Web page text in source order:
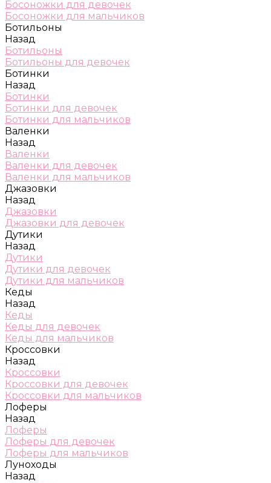
Босоножки для девочек
Босоножки для мальчиков
Ботильоны
Назад
Ботильоны
Ботильоны для девочек
Ботинки
Назад
Ботинки
Ботинки для девочек
Ботинки для мальчиков
Валенки
Назад
Валенки
Валенки для девочек
Валенки для мальчиков
Джазовки
Назад
Джазовки
Джазовки для девочек
Дутики
Назад
Дутики
Дутики для девочек
Дутики для мальчиков
Кеды
Назад
Кеды
Кеды для девочек
Кеды для мальчиков
Кроссовки
Назад
Кроссовки
Кроссовки для девочек
Кроссовки для мальчиков
Лоферы
Назад
Лоферы
Лоферы для девочек
Лоферы для мальчиков
Луноходы
Назад